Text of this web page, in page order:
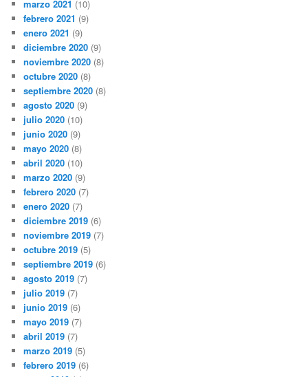
marzo 2021 (10)
febrero 2021 (9)
enero 2021 (9)
diciembre 2020 (9)
noviembre 2020 (8)
octubre 2020 (8)
septiembre 2020 (8)
agosto 2020 (9)
julio 2020 (10)
junio 2020 (9)
mayo 2020 (8)
abril 2020 (10)
marzo 2020 (9)
febrero 2020 (7)
enero 2020 (7)
diciembre 2019 (6)
noviembre 2019 (7)
octubre 2019 (5)
septiembre 2019 (6)
agosto 2019 (7)
julio 2019 (7)
junio 2019 (6)
mayo 2019 (7)
abril 2019 (7)
marzo 2019 (5)
febrero 2019 (6)